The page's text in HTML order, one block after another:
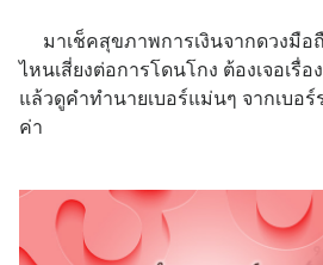
มาเช็คสุขภาพการเงินจากดวงมื
ไหนเสี่ยงต่อการโดนโกง ต้องเจอเรื่
แล้วดูคำทำนายเบอร์แม่นๆ จากเบอร์
ค่า